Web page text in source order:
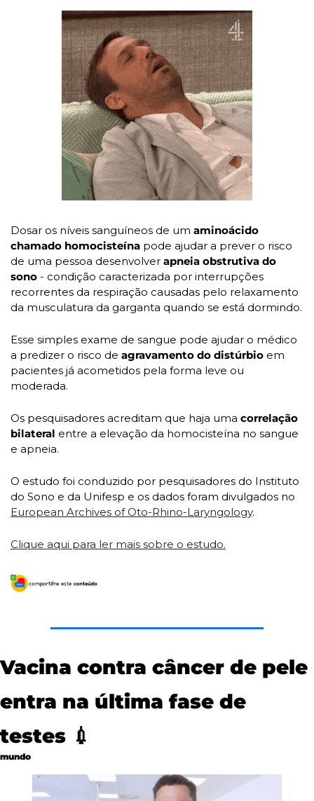
Dosar os níveis sanguíneos de um aminoácido
chamado homocisteína pode ajudar a prever o risco
de uma pessoa desenvolver apneia obstrutiva do
sono - condição caracterizada por interrupções
recorrentes da respiração causadas pelo relaxamento
da musculatura da garganta quando se está dormindo.
Esse simples exame de sangue pode ajudar o médico
a predizer o risco de agravamento do distúrbio em
pacientes já acometidos pela forma leve ou
moderada.
Os pesquisadores acreditam que haja uma correlação
bilateral entre a elevação da homocisteína no sangue
e apneia.
O estudo foi conduzido por pesquisadores do Instituto
European Archives of Oto-Rhino-Laryngology.
Clique aqui para ler mais sobre o estudo.
Vacina contra câncer de pele
entra na última fase de
testes 💉
mundo